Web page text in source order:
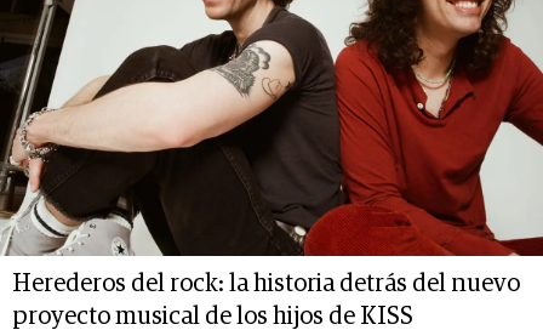
Herederos del rock: la historia detrás del nuevo
proyecto musical de los hijos de KISS